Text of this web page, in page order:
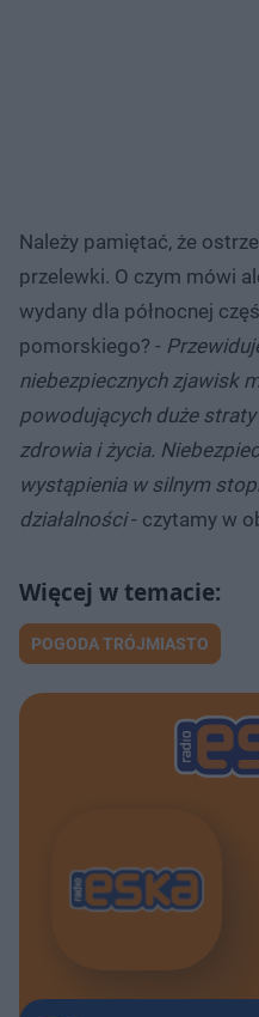
Należy pamiętać, że
przelewki. O czym mówi
wydany dla północnej
pomorskiego? -
niebezpiecznych zjawisk
powodujących duże
zdrowia i życia.
wystąpienia w silnym
działalności- czytamy w
POGODA TRÓJMIASTO